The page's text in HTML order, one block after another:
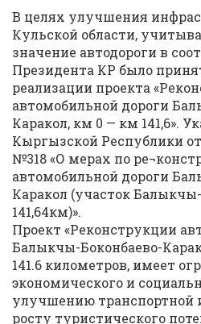
В целях улучшения
Кульской области,
значение автодороги в
Президента КР было
реализации проекта
автомобильной дороги
Каракол, км 0 — км 141,6».
Кыргызской Республики от
№318 «О мерах по
автомобильной дороги
Каракол (участок
141,64км)».
Проект «Реконструкции
Балыкчы-Боконбаево-
141.6 километров, имеет
экономического и
улучшению транспортной
росту туристического